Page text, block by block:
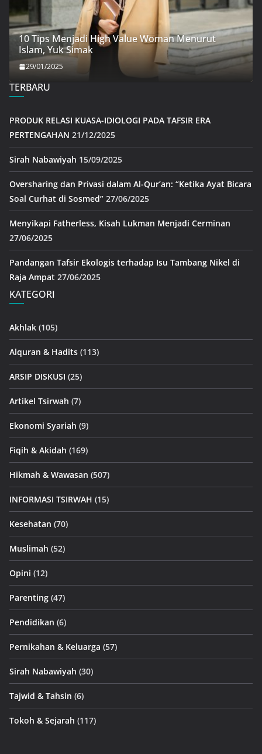
10 Tips Menjadi High Value Woman Menurut
Islam, Yuk Simak
29/01/2025
TERBARU
PRODUK RELASI KUASA-IDIOLOGI PADA TAFSIR ERA
PERTENGAHAN 21/12/2025
Sirah Nabawiyah 15/09/2025
Oversharing dan Privasi dalam Al-Qur’an: “Ketika Ayat Bicara
Soal Curhat di Sosmed” 27/06/2025
Menyikapi Fatherless, Kisah Lukman Menjadi Cerminan
27/06/2025
Pandangan Tafsir Ekologis terhadap Isu Tambang Nikel di
Raja Ampat 27/06/2025
KATEGORI
Akhlak (105)
Alquran & Hadits (113)
ARSIP DISKUSI (25)
Artikel Tsirwah (7)
Ekonomi Syariah (9)
Fiqih & Akidah (169)
Hikmah & Wawasan (507)
INFORMASI TSIRWAH (15)
Kesehatan (70)
Muslimah (52)
Opini (12)
Parenting (47)
Pendidikan (6)
Pernikahan & Keluarga (57)
Sirah Nabawiyah (30)
Tajwid & Tahsin (6)
Tokoh & Sejarah (117)